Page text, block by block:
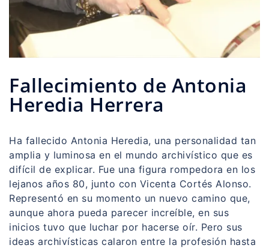
Fallecimiento de Antonia
Heredia Herrera
Ha fallecido Antonia Heredia, una personalidad tan
amplia y luminosa en el mundo archivístico que es
difícil de explicar. Fue una figura rompedora en los
lejanos años 80, junto con Vicenta Cortés Alonso.
Representó en su momento un nuevo camino que,
aunque ahora pueda parecer increíble, en sus
inicios tuvo que luchar por hacerse oír. Pero sus
ideas archivísticas calaron entre la profesión hasta